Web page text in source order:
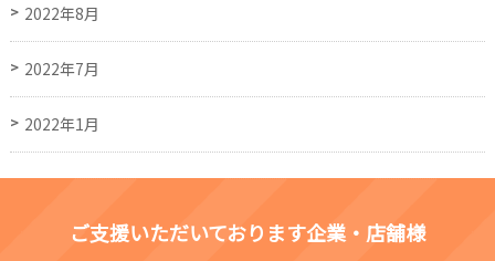
2022年8月
2022年7月
2022年1月
ご支援いただいております企業・店舗様